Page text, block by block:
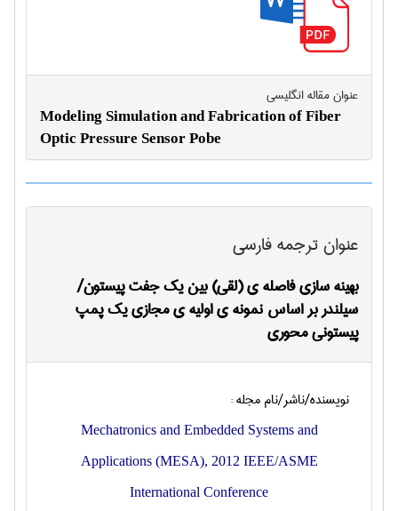
عنوان مقاله انگليسی
Modeling Simulation and Fabrication of Fiber
Optic Pressure Sensor Pobe
عنوان ترجمه فارسی
بهینه سازی فاصله ی (لقی) بین یک جفت پیستون/
سیلندر بر اساس نمونه ی اولیه ی مجازی یک پمپ
پیستونی محوری
نویسنده/ناشر/نام مجله :
Mechatronics and Embedded Systems and
Applications (MESA), 2012 IEEE/ASME
International Conference